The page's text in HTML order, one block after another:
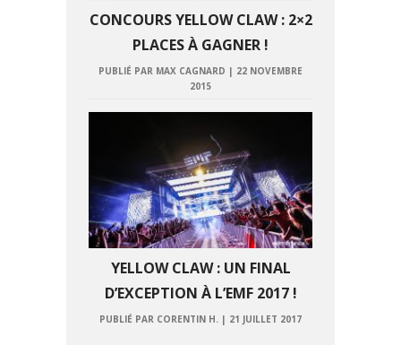
CONCOURS YELLOW CLAW : 2×2
PLACES À GAGNER !
PUBLIÉ PAR MAX CAGNARD | 22 NOVEMBRE
2015
YELLOW CLAW : UN FINAL
D’EXCEPTION À L’EMF 2017 !
PUBLIÉ PAR CORENTIN H. | 21 JUILLET 2017